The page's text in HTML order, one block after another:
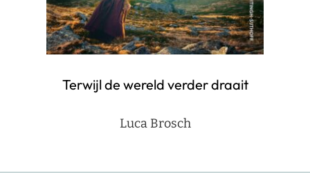
Terwijl de wereld verder draait
Luca Brosch